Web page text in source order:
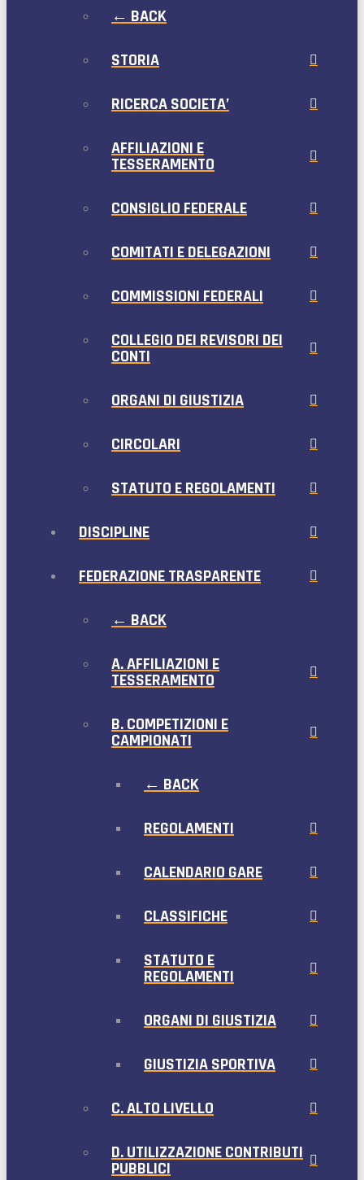
← BACK
STORIA
RICERCA SOCIETA’
AFFILIAZIONI E
TESSERAMENTO
CONSIGLIO FEDERALE
COMITATI E DELEGAZIONI
COMMISSIONI FEDERALI
COLLEGIO DEI REVISORI DEI
CONTI
ORGANI DI GIUSTIZIA
CIRCOLARI
STATUTO E REGOLAMENTI
DISCIPLINE
FEDERAZIONE TRASPARENTE
← BACK
A. AFFILIAZIONI E
TESSERAMENTO
B. COMPETIZIONI E
CAMPIONATI
← BACK
REGOLAMENTI
CALENDARIO GARE
CLASSIFICHE
STATUTO E
REGOLAMENTI
ORGANI DI GIUSTIZIA
GIUSTIZIA SPORTIVA
C. ALTO LIVELLO
D. UTILIZZAZIONE CONTRIBUTI
PUBBLICI